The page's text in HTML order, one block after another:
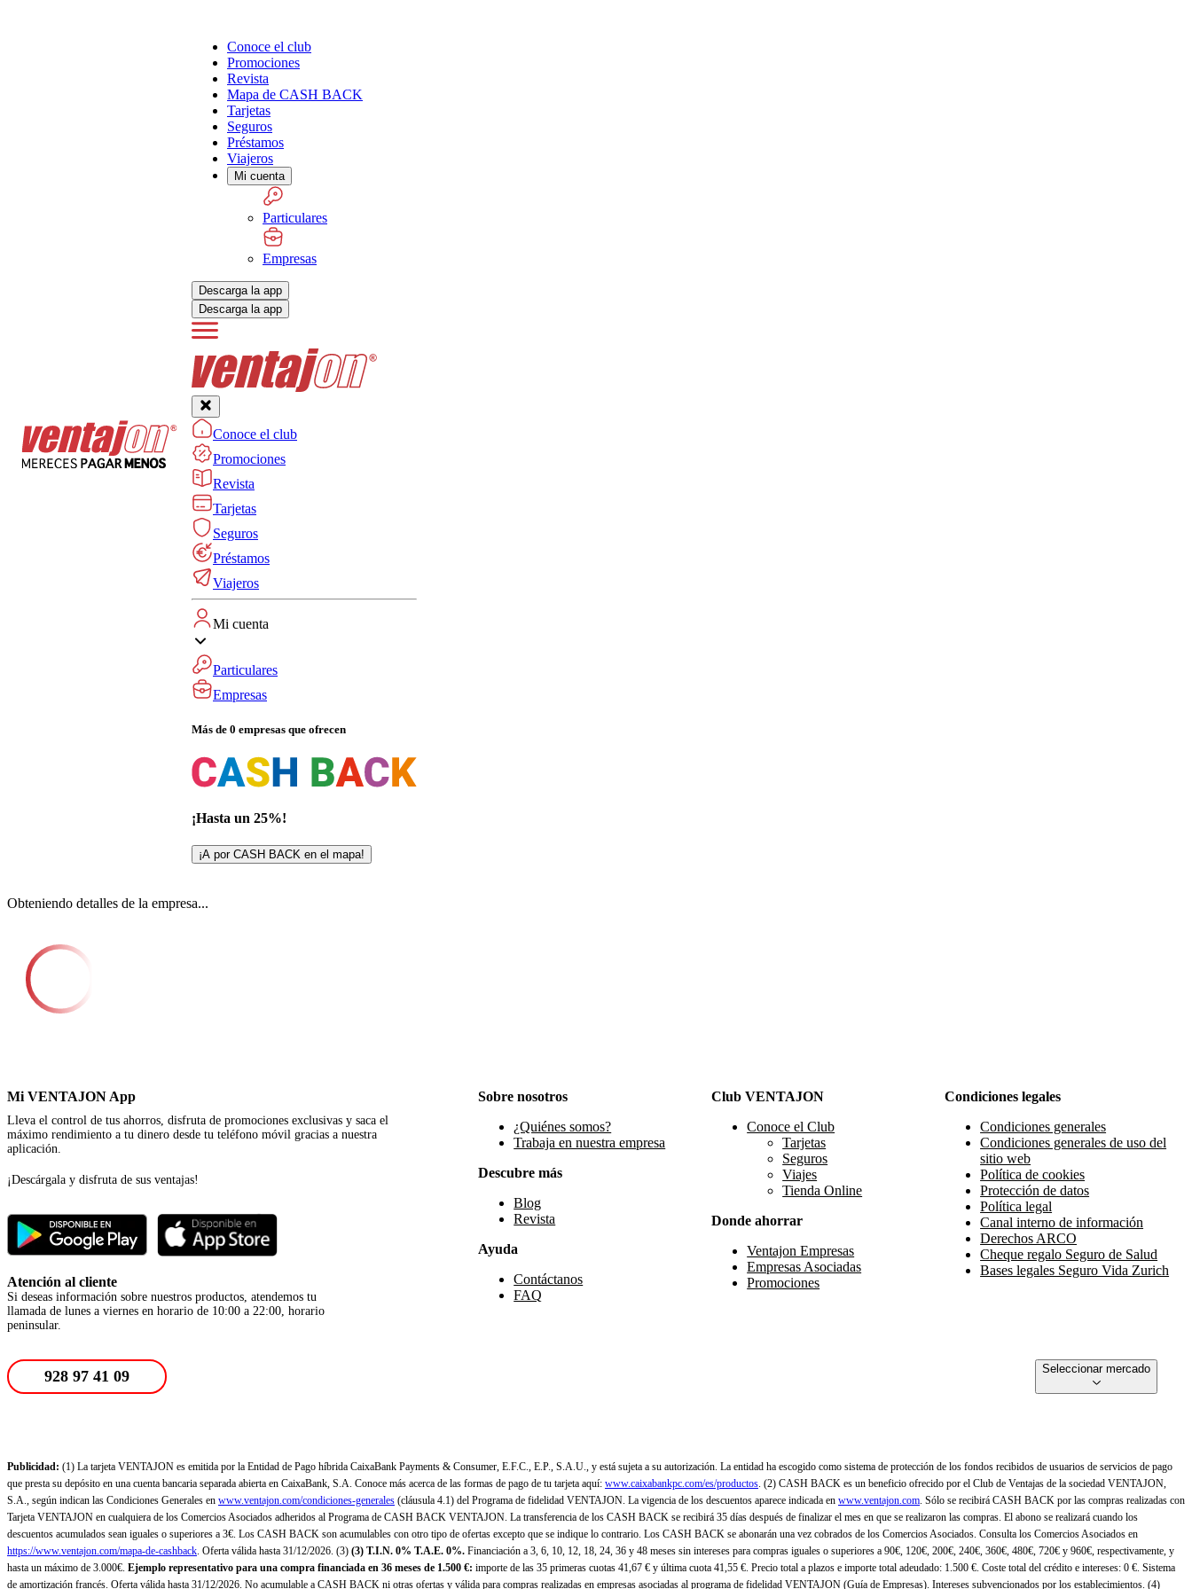
Conoce el club
Promociones
Revista
Mapa de CASH BACK
Tarjetas
Seguros
Préstamos
Viajeros
Mi cuenta
Particulares
Empresas
Descarga la app
Descarga la app
Conoce el club
Promociones
Revista
Tarjetas
Seguros
Préstamos
Viajeros
Mi cuenta
Particulares
Empresas
Más de 0 empresas que ofrecen
¡Hasta un 25%!
¡A por CASH BACK en el mapa!
Obteniendo detalles de la empresa...
Mi VENTAJON App
Lleva el control de tus ahorros, disfruta de promociones exclusivas y saca el
máximo rendimiento a tu dinero desde tu teléfono móvil gracias a nuestra
aplicación.
¡Descárgala y disfruta de sus ventajas!
Atención al cliente
Si deseas información sobre nuestros productos, atendemos tu
llamada de lunes a viernes en horario de 10:00 a 22:00, horario
peninsular.
Sobre nosotros
¿Quiénes somos?
Trabaja en nuestra empresa
Descubre más
Blog
Revista
Ayuda
Contáctanos
FAQ
Club VENTAJON
Conoce el Club
Tarjetas
Seguros
Viajes
Tienda Online
Donde ahorrar
Ventajon Empresas
Empresas Asociadas
Promociones
Condiciones legales
Condiciones generales
Condiciones generales de uso del
sitio web
Política de cookies
Protección de datos
Política legal
Canal interno de información
Derechos ARCO
Cheque regalo Seguro de Salud
Bases legales Seguro Vida Zurich
928 97 41 09 Seleccionar mercado
Publicidad: (1) La tarjeta VENTAJON es emitida por la Entidad de Pago híbrida CaixaBank Payments & Consumer, E.F.C., E.P., S.A.U., y está sujeta a su autorización. La entidad ha escogido como sistema de protección de los fondos recibidos de usuarios de servicios de pago
que presta su depósito en una cuenta bancaria separada abierta en CaixaBank, S.A. Conoce más acerca de las formas de pago de tu tarjeta aquí: www.caixabankpc.com/es/productos. (2) CASH BACK es un beneficio ofrecido por el Club de Ventajas de la sociedad VENTAJON,
S.A., según indican las Condiciones Generales en www.ventajon.com/condiciones-generales (cláusula 4.1) del Programa de fidelidad VENTAJON. La vigencia de los descuentos aparece indicada en www.ventajon.com. Sólo se recibirá CASH BACK por las compras realizadas con
Tarjeta VENTAJON en cualquiera de los Comercios Asociados adheridos al Programa de CASH BACK VENTAJON. La transferencia de los CASH BACK se recibirá 35 días después de finalizar el mes en que se realizaron las compras. El abono se realizará cuando los
descuentos acumulados sean iguales o superiores a 3€. Los CASH BACK son acumulables con otro tipo de ofertas excepto que se indique lo contrario. Los CASH BACK se abonarán una vez cobrados de los Comercios Asociados. Consulta los Comercios Asociados en
https://www.ventajon.com/mapa-de-cashback. Oferta válida hasta 31/12/2026. (3) (3) T.I.N. 0% T.A.E. 0%. Financiación a 3, 6, 10, 12, 18, 24, 36 y 48 meses sin intereses para compras iguales o superiores a 90€, 120€, 200€, 240€, 360€, 480€, 720€ y 960€, respectivamente, y
hasta un máximo de 3.000€. Ejemplo representativo para una compra financiada en 36 meses de 1.500 €: importe de las 35 primeras cuotas 41,67 € y última cuota 41,55 €. Precio total a plazos e importe total adeudado: 1.500 €. Coste total del crédito e intereses: 0 €. Sistema
de amortización francés. Oferta válida hasta 31/12/2026. No acumulable a CASH BACK ni otras ofertas y válida para compras realizadas en empresas asociadas al programa de fidelidad VENTAJON (Guía de Empresas). Intereses subvencionados por los establecimientos. (4)